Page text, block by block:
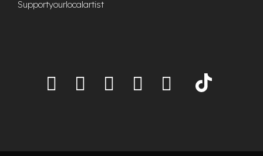
Supportyourlocalartist